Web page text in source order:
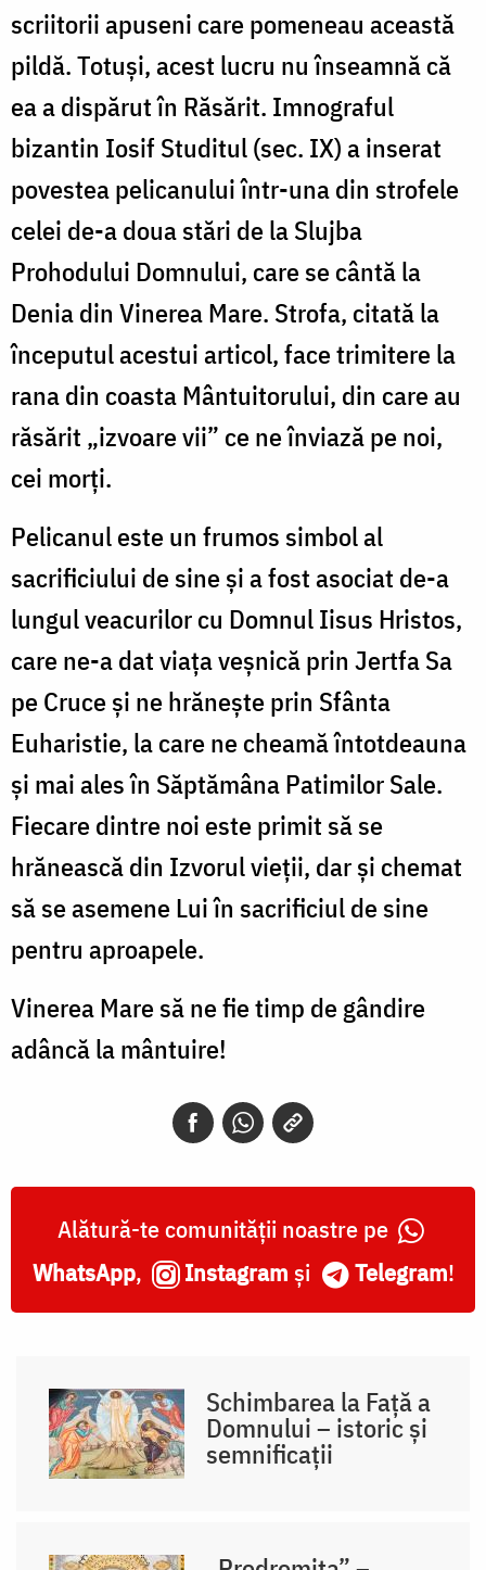
scriitorii apuseni care pomeneau această
pildă. Totuși, acest lucru nu înseamnă că
ea a dispărut în Răsărit. Imnograful
bizantin Iosif Studitul (sec. IX) a inserat
povestea pelicanului într-una din strofele
celei de-a doua stări de la Slujba
Prohodului Domnului, care se cântă la
Denia din Vinerea Mare. Strofa, citată la
începutul acestui articol, face trimitere la
rana din coasta Mântuitorului, din care au
răsărit „izvoare vii” ce ne înviază pe noi,
cei morți.
Pelicanul este un frumos simbol al
sacrificiului de sine și a fost asociat de-a
lungul veacurilor cu Domnul Iisus Hristos,
care ne-a dat viața veșnică prin Jertfa Sa
pe Cruce și ne hrănește prin Sfânta
Euharistie, la care ne cheamă întotdeauna
și mai ales în Săptămâna Patimilor Sale.
Fiecare dintre noi este primit să se
hrănească din Izvorul vieții, dar și chemat
să se asemene Lui în sacrificiul de sine
pentru aproapele.
Vinerea Mare să ne fie timp de gândire
adâncă la mântuire!
Alătură-te comunității noastre pe
WhatsApp, Instagram și Telegram!
Schimbarea la Față a
Domnului – istoric și
semnificații